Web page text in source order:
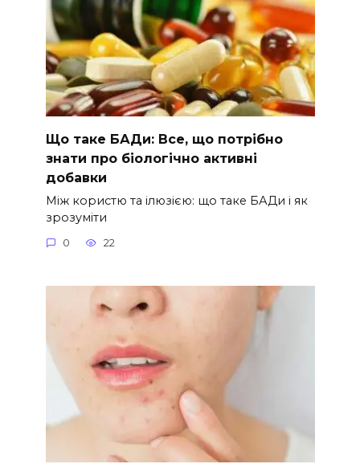
Що таке БАДи: Все, що потрібно
знати про біологічно активні
добавки
Між користю та ілюзією: що таке БАДи і як
зрозуміти
0 22